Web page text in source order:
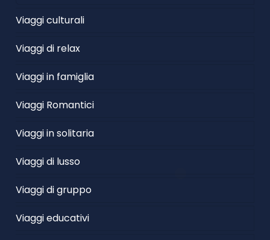
Viaggi culturali
Viaggi di relax
Viaggi in famiglia
Viaggi Romantici
Viaggi in solitaria
Viaggi di lusso
Viaggi di gruppo
Viaggi educativi